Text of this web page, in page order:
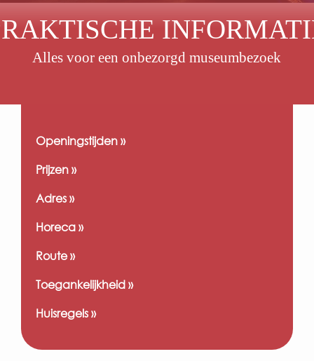
Alles voor een onbezorgd museumbezoek
Openingstijden »
Prijzen »
Adres »
Horeca »
Route »
Toegankelijkheid »
Huisregels »